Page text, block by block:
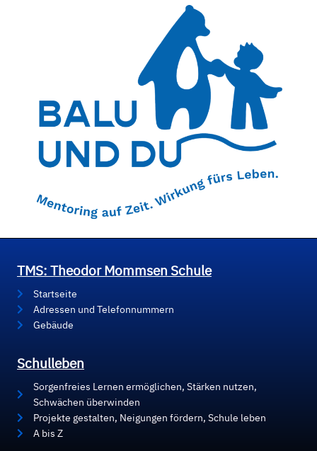
TMS: Theodor Mommsen Schule
Startseite
Adressen und Telefonnummern
Gebäude
Schulleben
Sorgenfreies Lernen ermöglichen, Stärken nutzen,
Schwächen überwinden
Projekte gestalten, Neigungen fördern, Schule leben
A bis Z